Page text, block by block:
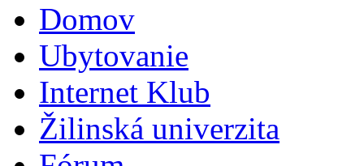
Domov
Ubytovanie
Internet Klub
Žilinská univerzita